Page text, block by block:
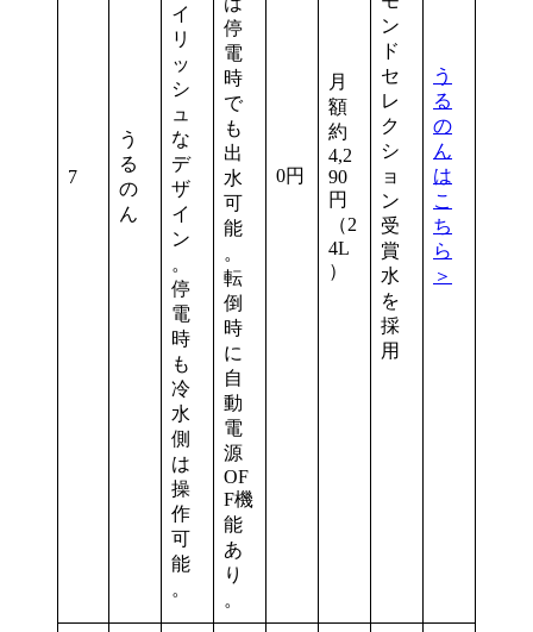
7
う
る
の
ん
イ
リ
ッ
シ
ュ
な
デ
ザ
イ
ン
。
停
電
時
も
冷
水
側
は
操
作
可
能
。
停
電
時
で
も
出
水
可
能
。
転
倒
時
に
自
動
電
源
OF
F機
能
あ
り
。
0円
月
額
約
4,2
90
円
（2
4L
）
ン
ド
セ
レ
ク
シ
ョ
ン
受
賞
水
を
採
用
う
る
の
ん
は
こ
ち
ら
＞